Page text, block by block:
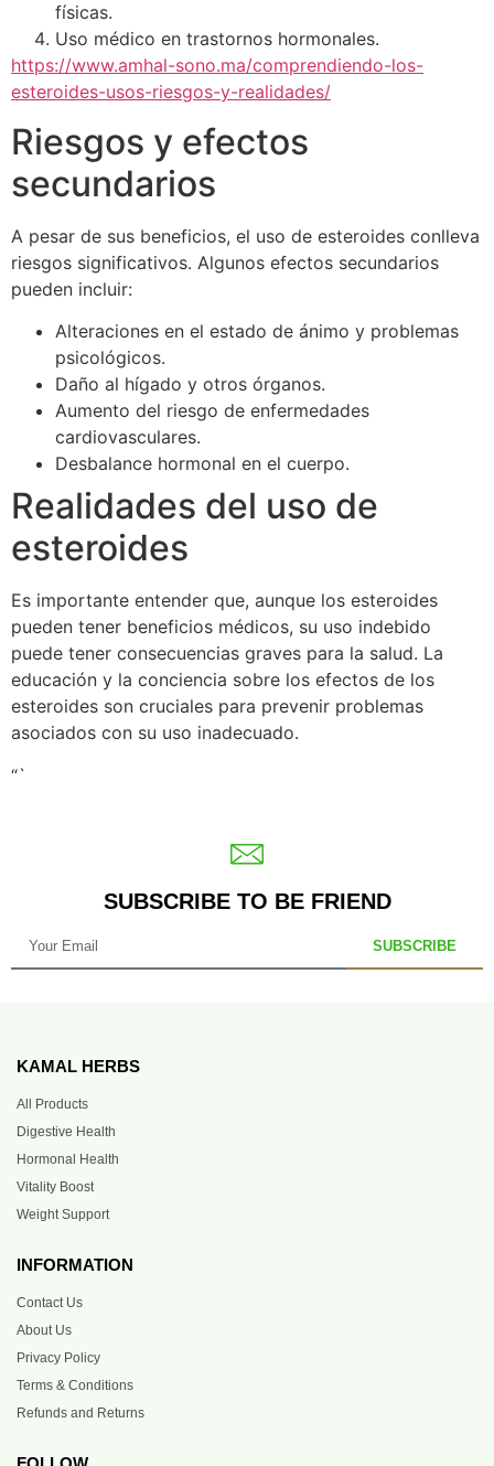
físicas.
Uso médico en trastornos hormonales.
https://www.amhal-sono.ma/comprendiendo-los-
esteroides-usos-riesgos-y-realidades/
Riesgos y efectos
secundarios
A pesar de sus beneficios, el uso de esteroides conlleva
riesgos significativos. Algunos efectos secundarios
pueden incluir:
Alteraciones en el estado de ánimo y problemas
psicológicos.
Daño al hígado y otros órganos.
Aumento del riesgo de enfermedades
cardiovasculares.
Desbalance hormonal en el cuerpo.
Realidades del uso de
esteroides
Es importante entender que, aunque los esteroides
pueden tener beneficios médicos, su uso indebido
puede tener consecuencias graves para la salud. La
educación y la conciencia sobre los efectos de los
esteroides son cruciales para prevenir problemas
asociados con su uso inadecuado.
“`
SUBSCRIBE TO BE FRIEND
SUBSCRIBE
KAMAL HERBS
All Products
Digestive Health
Hormonal Health
Vitality Boost
Weight Support
INFORMATION
Contact Us
About Us
Privacy Policy
Terms & Conditions
Refunds and Returns